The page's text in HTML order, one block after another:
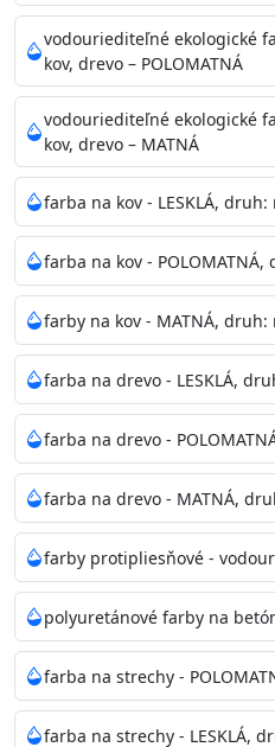
škôlky, telocvične, a
vhodná aj do bežných
(trieda 2 podľa EN 13300) pri
zachovaní priedušnosti
povrchov. Má vynikajúcu
vysokú výdatnosť a výborný
bohatej škále odtieňov.
Odtieň: Biela + je možné
Pantone
Informácie k aplikácií
Pred použitím farbu
spôsobu aplikácie. Dobre
aj počas náteru. Naneste
vrstvu štetcom, valčekom
farba zasychá na dotyk po
dokonalom preschnutí
4hod/23°C je možné
Doba schnutia je závislá na
podmienkach s vyššou
teplotou sa doba schnutia
Neaplikujte pri teplote pod
vodouriediteľné ekologické
kov, drevo – POLOMATNÁ
vodouriediteľné ekologické
kov, drevo – MATNÁ
farba na kov - LESKLÁ,
farba na kov -
farby na kov - MATNÁ, druh:
farba na drevo - LESKLÁ,
farba na drevo -
farba na drevo - MATNÁ,
farby protipliesňové -
polyuretánové farby na
farba na strechy -
farba na strechy - LESKLÁ,